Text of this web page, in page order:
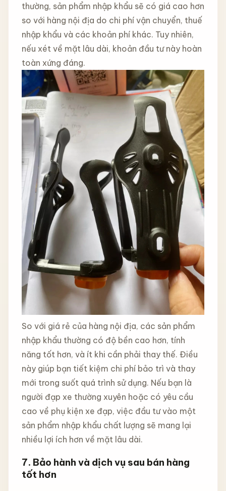
thường, sản phẩm nhập khẩu sẽ có giá cao hơn
so với hàng nội địa do chi phí vận chuyển, thuế
nhập khẩu và các khoản phí khác. Tuy nhiên,
nếu xét về mặt lâu dài, khoản đầu tư này hoàn
toàn xứng đáng.
So với giá rẻ của hàng nội địa, các sản phẩm
nhập khẩu thường có độ bền cao hơn, tính
năng tốt hơn, và ít khi cần phải thay thế. Điều
này giúp bạn tiết kiệm chi phí bảo trì và thay
mới trong suốt quá trình sử dụng. Nếu bạn là
người đạp xe thường xuyên hoặc có yêu cầu
cao về phụ kiện xe đạp, việc đầu tư vào một
sản phẩm nhập khẩu chất lượng sẽ mang lại
nhiều lợi ích hơn về mặt lâu dài.
7. Bảo hành và dịch vụ sau bán hàng
tốt hơn